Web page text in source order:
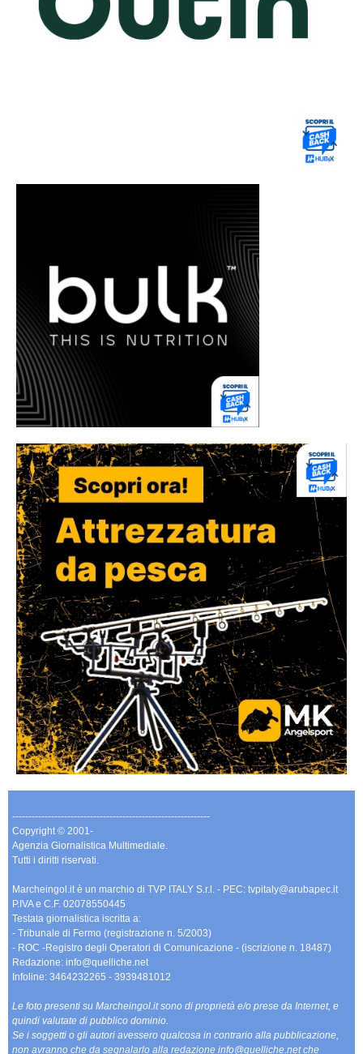
-------------------------------------------------------------
Copyright © 2001-
Agenzia Giornalistica Multimediale.
Tutti i diritti riservati.
Marcheingol.it è un marchio di TVP ITALY S.r.l. - PEC: tvpitaly@arubapec.it
P.IVA e C.F. 02078550445
Testata giornalistica iscritta a:
- Tribunale di Fermo (registrazione n. 5/2003)
- ROC -Registro degli Operatori di Comunicazione - (iscrizione n. 18487)
Redazione: info@quelliche.net
Infoline: 3464232265 - 3939481012
Le foto presenti su Marcheingol.it sono di proprietà e/o prese da Internet, e
quindi valutate di pubblico dominio.
Se i soggetti o gli autori avessero qualcosa in contrario alla pubblicazione,
non avranno che da segnalarlo alla redazione info@quelliche.net che